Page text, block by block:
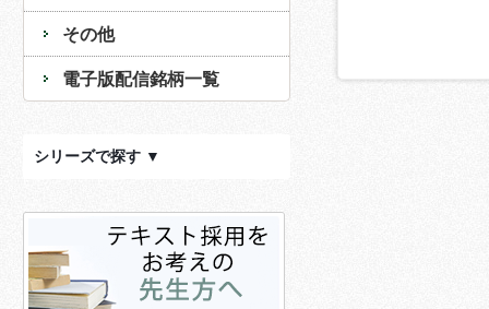
その他
電子版配信銘柄一覧
シリーズで探す ▼